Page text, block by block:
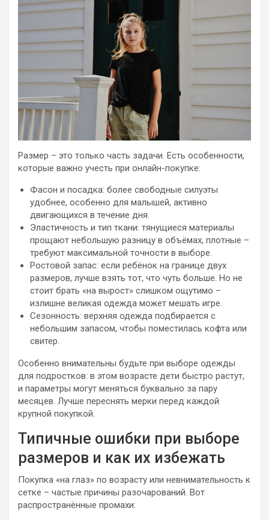
Размер – это только часть задачи. Есть особенности,
которые важно учесть при онлайн-покупке:
Фасон и посадка: более свободные силуэты
удобнее, особенно для малышей, активно
двигающихся в течение дня.
Эластичность и тип ткани: тянущиеся материалы
прощают небольшую разницу в объёмах, плотные –
требуют максимальной точности в выборе.
Ростовой запас: если ребёнок на границе двух
размеров, лучше взять тот, что чуть больше. Но не
стоит брать «на вырост» слишком ощутимо –
излишне великая одежда может мешать игре.
Сезонность: верхняя одежда подбирается с
небольшим запасом, чтобы поместилась кофта или
свитер.
Особенно внимательны будьте при выборе одежды
для подростков: в этом возрасте дети быстро растут,
и параметры могут меняться буквально за пару
месяцев. Лучше переснять мерки перед каждой
крупной покупкой.
Типичные ошибки при выборе
размеров и как их избежать
Покупка «на глаз» по возрасту или невнимательность к
сетке – частые причины разочарований. Вот
распространённые промахи: